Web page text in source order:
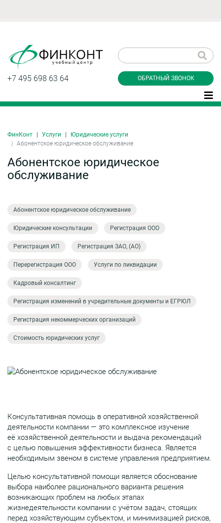
+7 495 698 63 64 ОБРАТНЫЙ ЗВОНОК
ФинКонт Услуги
Юридические услуги
Абонентское юридическое обслуживание
Абонентское юридическое
обслуживание
Абонентское юридическое обслуживание
Юридические консультации Регистрация ООО
Регистрация ИП Регистрация ЗАО, (АО)
Перерегистрация ООО Услуги по ликвидации
Кадровый консалтинг
Регистрация изменений в учредительные документы и ЕГРЮЛ
Регистрация некоммерческих организаций
Стоимость юридических услуг
Консультативная помощь в оперативной хозяйственной
деятельности компании — это комплексное изучение
её хозяйственной деятельности и выдача рекомендаций
с целью повышения эффективности бизнеса. Является
необходимым звеном в системе управления предприятием.
Целью консультативной помощи является обоснование
выбора наиболее рационального варианта решения
возникающих проблем на любых этапах
жизнедеятельности компании с учётом задач, стоящих
перед хозяйствующим субъектом, и минимизацией рисков,
звонок
Даю согласие на обработку персональных
данные и соглашаюсь сполитикой
конфиденциальности